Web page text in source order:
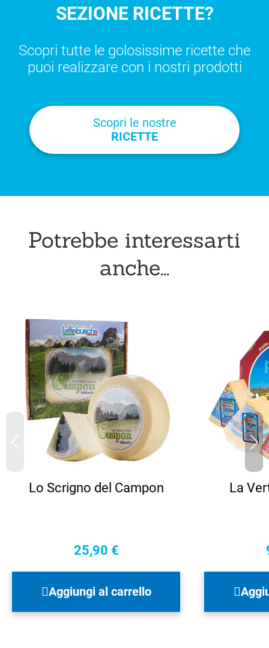
SEZIONE RICETTE?
Scopri tutte le golosissime ricette che
puoi realizzare con i nostri prodotti
Scopri le nostre
RICETTE
Potrebbe interessarti
anche...
Lo Scrigno del Campon
25,90 €
Aggiungi al carrello
La